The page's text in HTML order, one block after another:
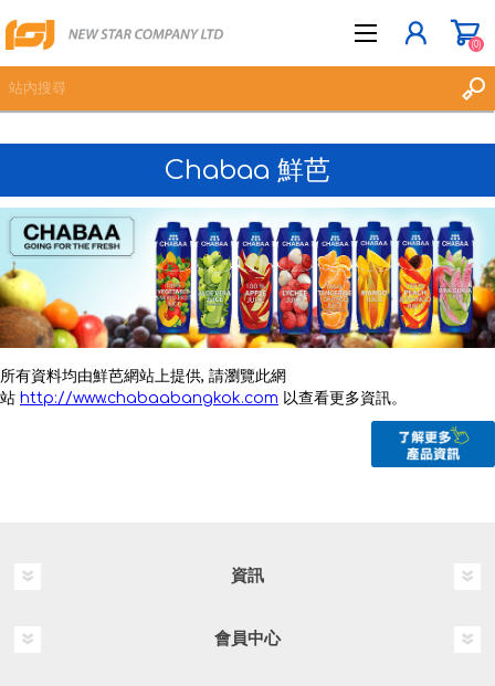
登入
願望清單 (0)
(0)
Chabaa 鮮芭
所有資料均由鮮芭網站上提供, 請瀏覽此網
站 http://www.chabaabangkok.com 以查看更多資訊。
資訊
會員中心